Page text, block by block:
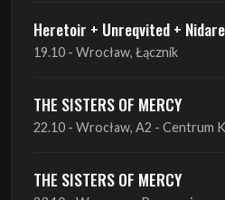
THE SISTERS OF MERCY
22.10 - Wrocław, A2 - Centrum
THE SISTERS OF MERCY
Lone Assembly